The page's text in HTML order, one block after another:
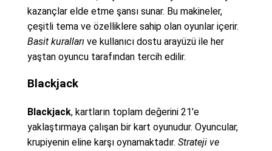
kazançlar elde etme şansı sunar. Bu makineler,
çeşitli tema ve özelliklere sahip olan oyunlar içerir.
Basit kurallarıve kullanıcı dostu arayüzü ile her
yaştan oyuncu tarafından tercih edilir.
Blackjack
Blackjack, kartların toplam değerini 21'e
yaklaştırmaya çalışan bir kart oyunudur. Oyuncular,
krupiyenin eline karşı oynamaktadır. Strateji ve